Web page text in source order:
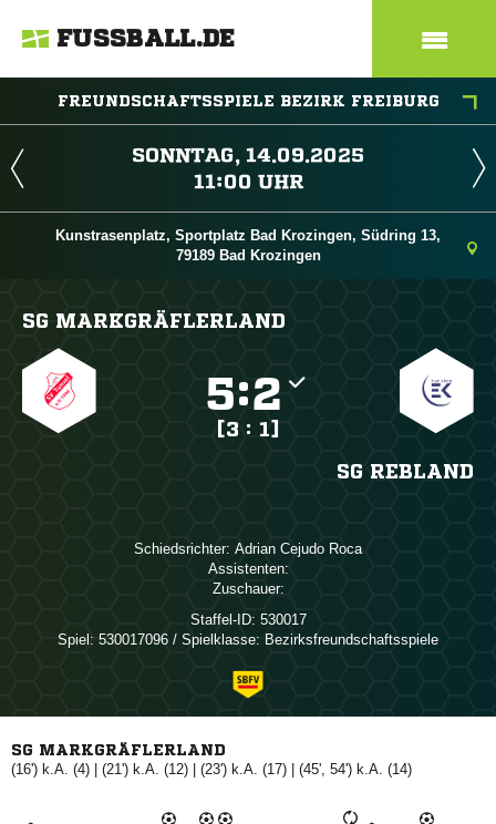
FUSSBALL.DE
FREUNDSCHAFTSSPIELE BEZIRK FREIBURG
 
 
Kunstrasenplatz, Sportplatz Bad Krozingen, Südring 13,
79189 Bad Krozingen
SG MARKGRÄFLERLAND
:
[3 : 1]
SG REBLAND
Schiedsrichter:   
Assistenten:
Zuschauer:
Staffel-ID: 530017
Spiel: 530017096 / Spielklasse: Bezirksfreundschaftsspiele
SG MARKGRÄFLERLAND
(16') k.A. (4) | (21') k.A. (12) | (23') k.A. (17) | (45', 54') k.A. (14)